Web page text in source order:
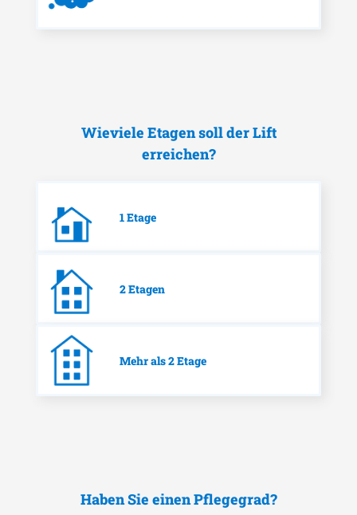
Wieviele Etagen soll der Lift
erreichen?
1 Etage
2 Etagen
Mehr als 2 Etage
Haben Sie einen Pflegegrad?